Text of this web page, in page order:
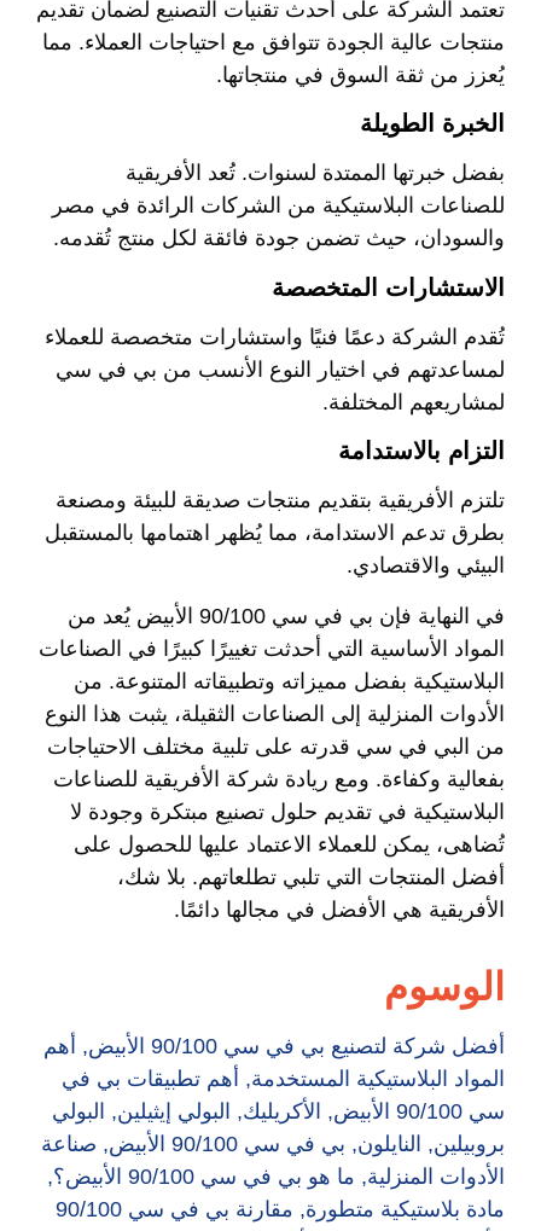
تعتمد الشركة على أحدث تقنيات التصنيع لضمان تقديم
منتجات عالية الجودة تتوافق مع احتياجات العملاء. مما
يُعزز من ثقة السوق في منتجاتها.
الخبرة الطويلة
بفضل خبرتها الممتدة لسنوات. تُعد الأفريقية
للصناعات البلاستيكية من الشركات الرائدة في مصر
والسودان، حيث تضمن جودة فائقة لكل منتج تُقدمه.
الاستشارات المتخصصة
تُقدم الشركة دعمًا فنيًا واستشارات متخصصة للعملاء
لمساعدتهم في اختيار النوع الأنسب من بي في سي
لمشاريعهم المختلفة.
التزام بالاستدامة
تلتزم الأفريقية بتقديم منتجات صديقة للبيئة ومصنعة
بطرق تدعم الاستدامة، مما يُظهر اهتمامها بالمستقبل
البيئي والاقتصادي.
في النهاية فإن بي في سي 90/100 الأبيض يُعد من
المواد الأساسية التي أحدثت تغييرًا كبيرًا في الصناعات
البلاستيكية بفضل مميزاته وتطبيقاته المتنوعة. من
الأدوات المنزلية إلى الصناعات الثقيلة، يثبت هذا النوع
من البي في سي قدرته على تلبية مختلف الاحتياجات
بفعالية وكفاءة. ومع ريادة شركة الأفريقية للصناعات
البلاستيكية في تقديم حلول تصنيع مبتكرة وجودة لا
تُضاهى، يمكن للعملاء الاعتماد عليها للحصول على
أفضل المنتجات التي تلبي تطلعاتهم. بلا شك،
الأفريقية هي الأفضل في مجالها دائمًا.
الوسوم
أفضل شركة لتصنيع بي في سي 90/100 الأبيض , أهم
المواد البلاستيكية المستخدمة, أهم تطبيقات بي في
سي 90/100 الأبيض
, الأكريليك, البولي إيثيلين, البولي
بروبيلين, النايلون, بي في سي 90/100 الأبيض , صناعة
الأدوات المنزلية, ما هو بي في سي 90/100 الأبيض؟
,
مادة بلاستيكية متطورة,
مقارنة بي في سي 90/100